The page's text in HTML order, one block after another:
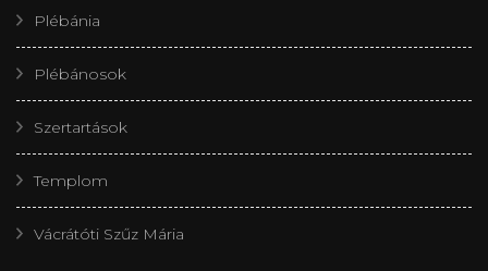
Plébánia
Plébánosok
Szertartások
Templom
Vácrátóti Szűz Mária